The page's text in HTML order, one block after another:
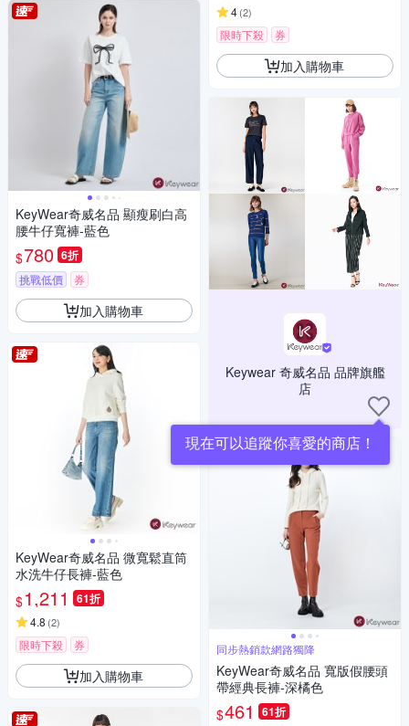
KeyWear奇威名品 顯瘦刷白高
腰牛仔寬褲-藍色
$780 6折
挑戰低價 券
加入購物車
KeyWear奇威名品 微寬鬆直筒
水洗牛仔長褲-藍色
$1,211 61折
4.8 (2)
限時下殺 券
加入購物車
4(2)
限時下殺 券
加入購物車
Keywear 奇威名品 品牌旗艦
店
現在可以追蹤你喜愛的商店！
同步熱銷款網路獨降
KeyWear奇威名品 寬版假腰頭
帶經典長褲-深橘色
$461 61折